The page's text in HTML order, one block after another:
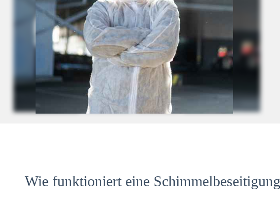
Wie funktioniert eine